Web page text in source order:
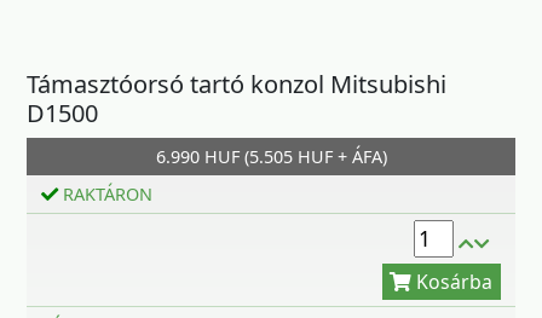
Támasztóorsó tartó konzol Mitsubishi
D1500
6.990 HUF (5.505 HUF + ÁFA)
RAKTÁRON
Kosárba